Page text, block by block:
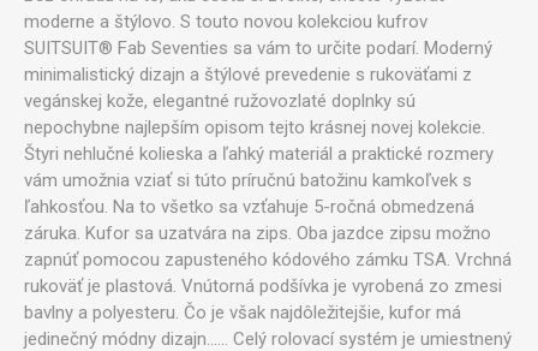
moderne a štýlovo. S touto novou kolekciou kufrov
SUITSUIT® Fab Seventies sa vám to určite podarí. Moderný
minimalistický dizajn a štýlové prevedenie s rukoväťami z
vegánskej kože, elegantné ružovozlaté doplnky sú
nepochybne najlepším opisom tejto krásnej novej kolekcie.
Štyri nehlučné kolieska a ľahký materiál a praktické rozmery
vám umožnia vziať si túto príručnú batožinu kamkoľvek s
ľahkosťou. Na to všetko sa vzťahuje 5-ročná obmedzená
záruka. Kufor sa uzatvára na zips. Oba jazdce zipsu možno
zapnúť pomocou zapusteného kódového zámku TSA. Vrchná
rukoväť je plastová. Vnútorná podšívka je vyrobená zo zmesi
bavlny a polyesteru. Čo je však najdôležitejšie, kufor má
jedinečný módny dizajn...... Celý rolovací systém je umiestnený